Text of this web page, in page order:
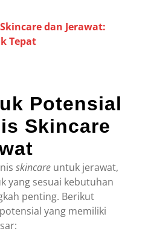
dan Jerawat:
Tepat
Potensial
Skincare
skincare untuk jerawat,
yang sesuai kebutuhan
penting. Berikut
yang memiliki